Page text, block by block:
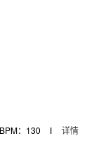
BPM：130 I 详情